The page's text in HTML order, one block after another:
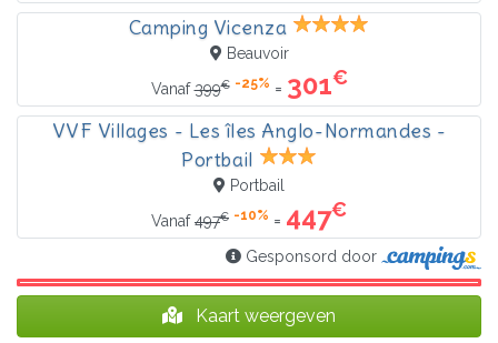
Camping Vicenza
Beauvoir
Vanaf399€ -25% = 301€
VVF Villages - Les îles Anglo-Normandes -
Portbail
Portbail
Vanaf497€ -10% = 447€
Gesponsord door
Kaart weergeven